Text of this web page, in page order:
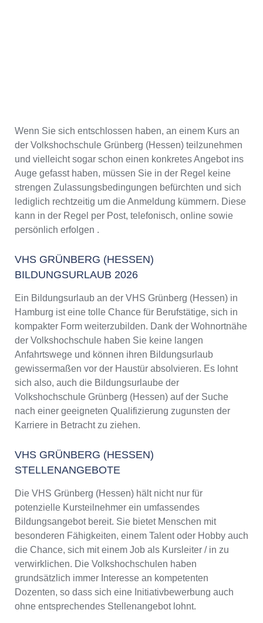
Wenn Sie sich entschlossen haben, an einem Kurs an
der Volkshochschule Grünberg (Hessen) teilzunehmen
und vielleicht sogar schon einen konkretes Angebot ins
Auge gefasst haben, müssen Sie in der Regel keine
strengen Zulassungsbedingungen befürchten und sich
lediglich rechtzeitig um die Anmeldung kümmern. Diese
kann in der Regel per Post, telefonisch, online sowie
persönlich erfolgen .
VHS GRÜNBERG (HESSEN)
BILDUNGSURLAUB 2026
Ein Bildungsurlaub an der VHS Grünberg (Hessen) in
Hamburg ist eine tolle Chance für Berufstätige, sich in
kompakter Form weiterzubilden. Dank der Wohnortnähe
der Volkshochschule haben Sie keine langen
Anfahrtswege und können ihren Bildungsurlaub
gewissermaßen vor der Haustür absolvieren. Es lohnt
sich also, auch die Bildungsurlaube der
Volkshochschule Grünberg (Hessen) auf der Suche
nach einer geeigneten Qualifizierung zugunsten der
Karriere in Betracht zu ziehen.
VHS GRÜNBERG (HESSEN)
STELLENANGEBOTE
Die VHS Grünberg (Hessen) hält nicht nur für
potenzielle Kursteilnehmer ein umfassendes
Bildungsangebot bereit. Sie bietet Menschen mit
besonderen Fähigkeiten, einem Talent oder Hobby auch
die Chance, sich mit einem Job als Kursleiter / in zu
verwirklichen. Die Volkshochschulen haben
grundsätzlich immer Interesse an kompetenten
Dozenten, so dass sich eine Initiativbewerbung auch
ohne entsprechendes Stellenangebot lohnt.